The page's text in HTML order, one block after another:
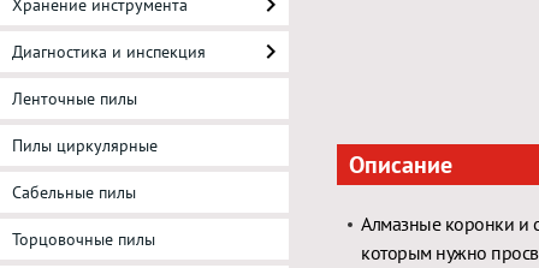
Хранение инструмента
Диагностика и инспекция
Ленточные пилы
Пилы циркулярные
Сабельные пилы
Торцовочные пилы
Описание
Алмазные коронки и
которым нужно